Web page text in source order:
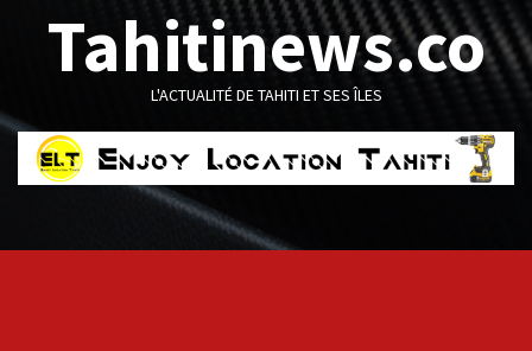
Tahitinews.co
L'ACTUALITÉ DE TAHITI ET SES ÎLES